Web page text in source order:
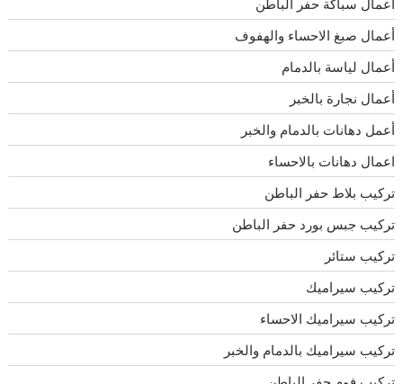
أعمال صبغ الاحساء والهفوف
أعمال لياسة بالدمام
أعمال نجارة بالخبر
أعمل دهانات بالدمام والخبر
اعمال دهانات بالاحساء
تركيب بلاط حفر الباطن
تركيب جبس بورد حفر الباطن
تركيب ستائر
تركيب سيراميك
تركيب سيراميك الاحساء
تركيب سيراميك بالدمام والخبر